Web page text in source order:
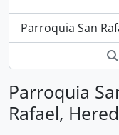
Parroquia San
Parroquia
Rafael,